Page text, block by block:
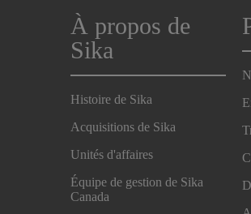
À propos de
Sika
Histoire de Sika
Acquisitions de Sika
Unités d'affaires
Équipe de gestion de Sika
Canada